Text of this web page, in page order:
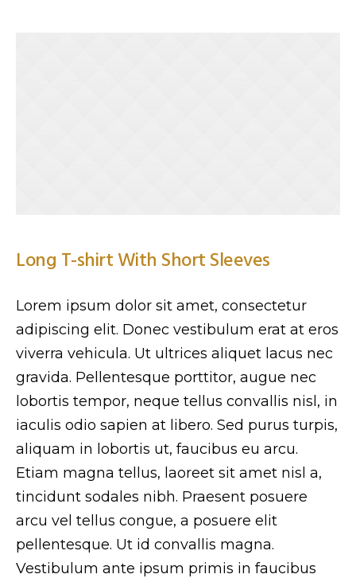
Long T-shirt With Short Sleeves
Lorem ipsum dolor sit amet, consectetur
adipiscing elit. Donec vestibulum erat at eros
viverra vehicula. Ut ultrices aliquet lacus nec
gravida. Pellentesque porttitor, augue nec
lobortis tempor, neque tellus convallis nisl, in
iaculis odio sapien at libero. Sed purus turpis,
aliquam in lobortis ut, faucibus eu arcu.
Etiam magna tellus, laoreet sit amet nisl a,
tincidunt sodales nibh. Praesent posuere
arcu vel tellus congue, a posuere elit
pellentesque. Ut id convallis magna.
Vestibulum ante ipsum primis in faucibus